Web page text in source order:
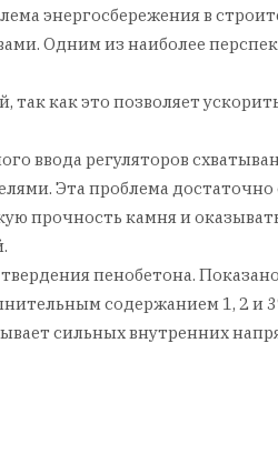
энергосбережения в
Одним из наиболее
как это позволяет
ввода регуляторов
Эта проблема
прочность камня и
пенобетона.
содержанием 1, 2 и
сильных внутренних